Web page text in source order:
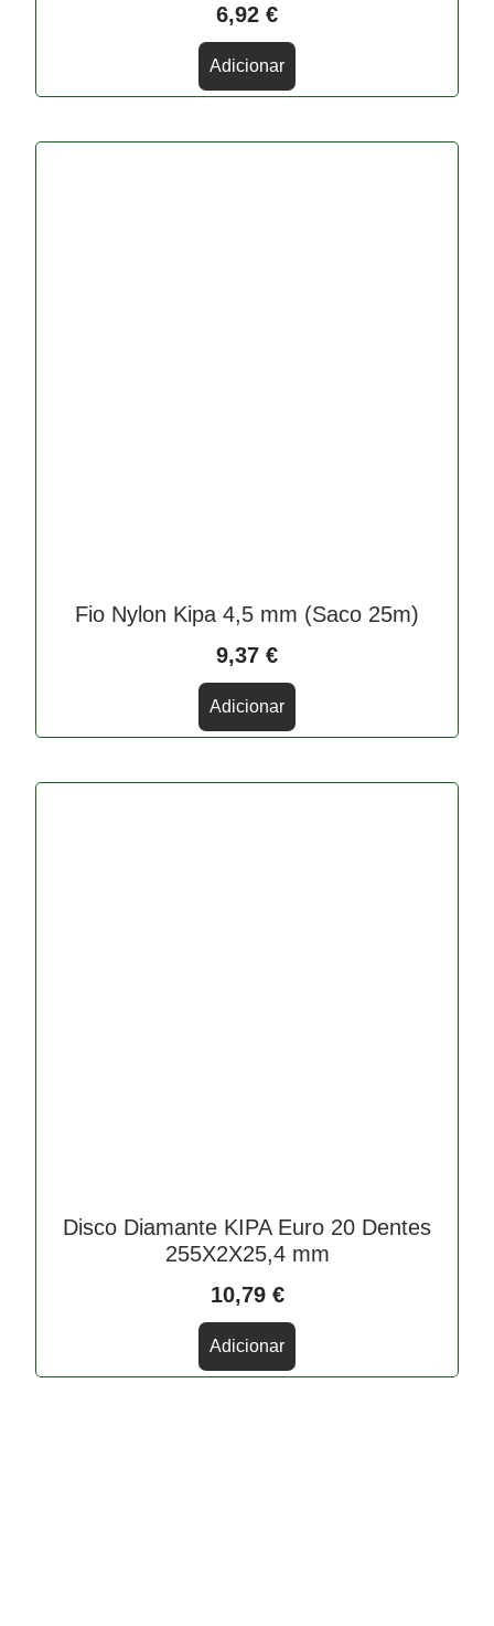
6,92 €
Adicionar
Fio Nylon Kipa 4,5 mm (Saco 25m)
9,37 €
Adicionar
Disco Diamante KIPA Euro 20 Dentes
255X2X25,4 mm
10,79 €
Adicionar